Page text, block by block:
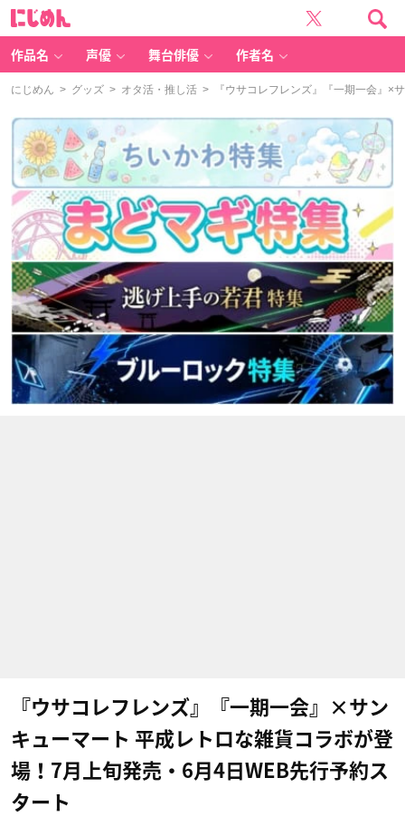
作品名 声優 舞台俳優 作者名
にじめん > グッズ > オタ活・推し活 > 『ウサコレフレンズ』『一期一会』×
『ウサコレフレンズ』『一期一会』×サン
キューマート 平成レトロな雑貨コラボが登
場！7月上旬発売・6月4日WEB先行予約ス
タート